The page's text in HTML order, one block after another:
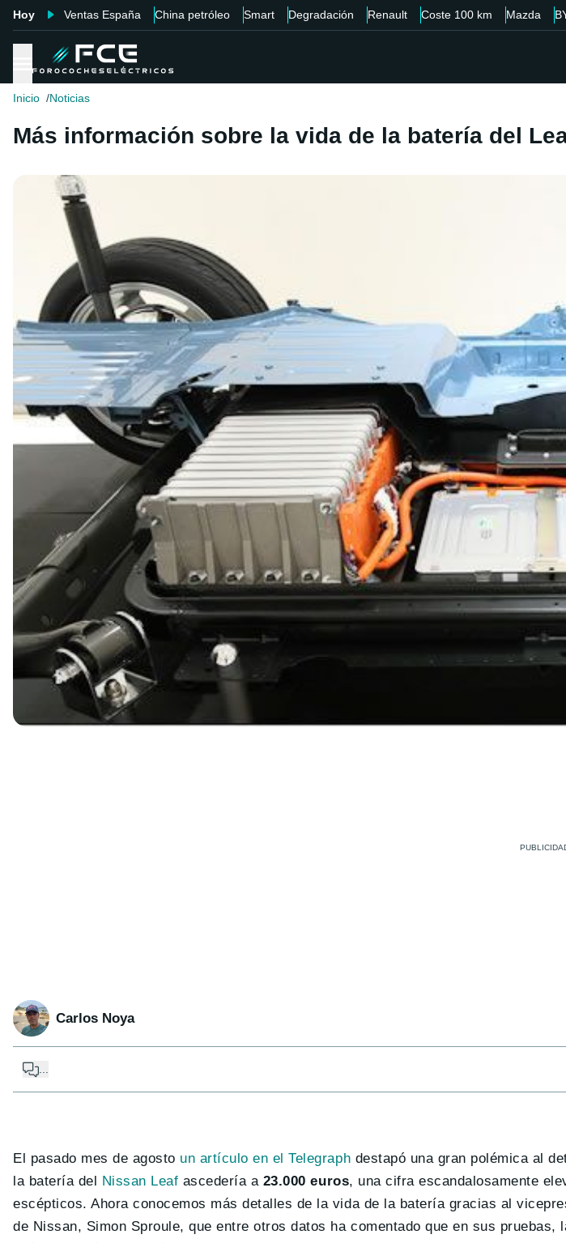
Hoy Ventas España China petróleo Smart Degradación Renault Coste 100 km Mazda
Inicio Noticias
Más información sobre la vida de la batería del
Carlos Noya
...
El pasado mes de agosto un artículo en el Telegraph destapó una gran polémica al
la batería del
Nissan Leaf ascedería a 23.000 euros, una cifra escandalosamente
escépticos. Ahora conocemos más detalles de la vida de la batería gracias al
de Nissan, Simon Sproule, que entre otros datos ha comentado que en sus pruebas,